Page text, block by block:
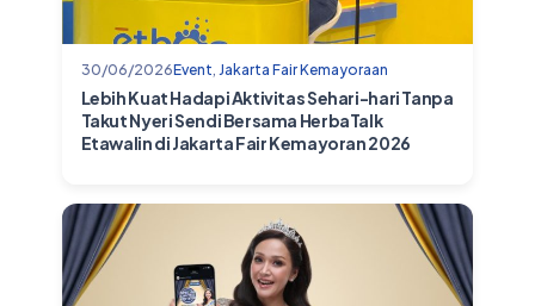
30/06/2026Event Jakarta Fair Kemayoraan
Lebih Kuat Hadapi Aktivitas Sehari-hari Tanpa
Takut Nyeri Sendi Bersama HerbaTalk
Etawalin di Jakarta Fair Kemayoran 2026